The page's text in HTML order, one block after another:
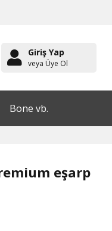
Giriş Yap
veya Üye Ol
Bone vb.
eşarp